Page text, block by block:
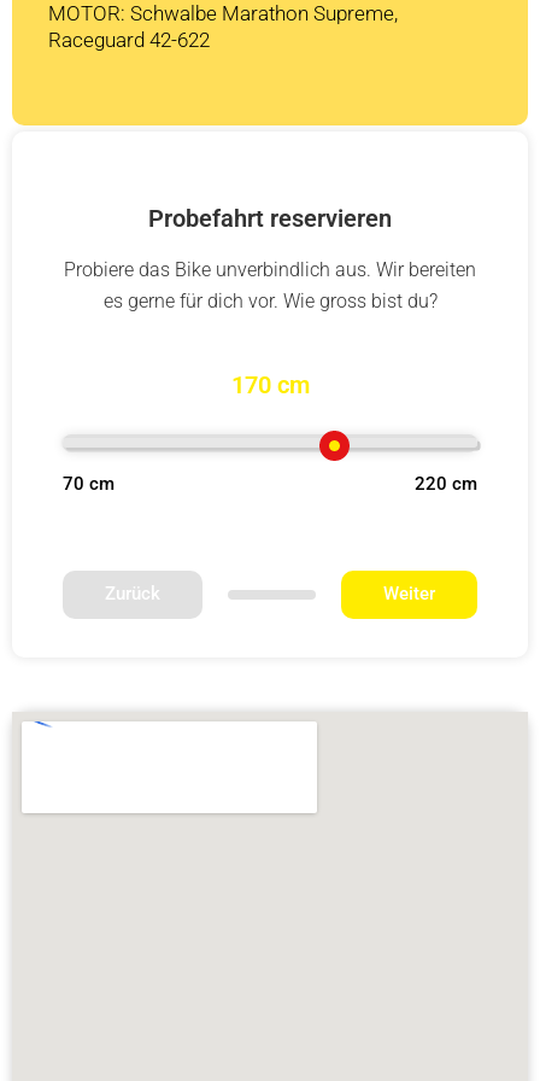
MOTOR: Schwalbe Marathon Supreme,
Raceguard 42-622
Probefahrt reservieren
Probiere das Bike unverbindlich aus. Wir bereiten
es gerne für dich vor. Wie gross bist du?
170 cm
70 cm 220 cm
Zurück Weiter